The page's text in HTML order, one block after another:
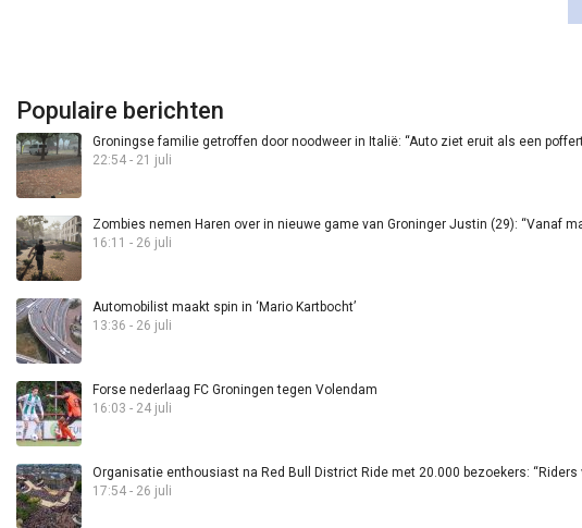
Populaire berichten
Groningse familie getroffen door noodweer in Italië: “Auto ziet eruit als een
22:54 - 21 juli
Zombies nemen Haren over in nieuwe game van Groninger Justin (29): “Vanaf
16:11 - 26 juli
Automobilist maakt spin in ‘Mario Kartbocht’
13:36 - 26 juli
Forse nederlaag FC Groningen tegen Volendam
16:03 - 24 juli
Organisatie enthousiast na Red Bull District Ride met 20.000 bezoekers:
17:54 - 26 juli